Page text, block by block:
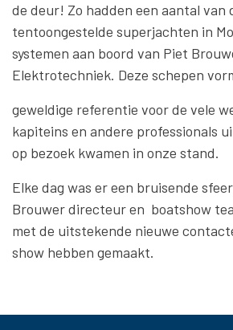
de deur! Zo hadden een aantal van
tentoongestelde superjachten in
systemen aan boord van Piet
Elektrotechniek. Deze schepen
geweldige referentie voor de vele
kapiteins en andere professionals
op bezoek kwamen in onze stand.
Elke dag was er een bruisende
Brouwer directeur en boatshow
met de uitstekende nieuwe
show hebben gemaakt.